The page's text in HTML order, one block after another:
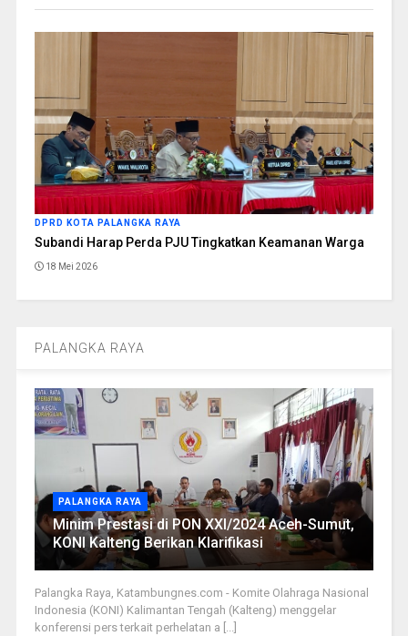
DPRD KOTA PALANGKA RAYA
Subandi Harap Perda PJU Tingkatkan Keamanan Warga
18 Mei 2026
PALANGKA RAYA
PALANGKA RAYA
Minim Prestasi di PON XXI/2024 Aceh-Sumut,
KONI Kalteng Berikan Klarifikasi
Palangka Raya, Katambungnes.com - Komite Olahraga Nasional
Indonesia (KONI) Kalimantan Tengah (Kalteng) menggelar
konferensi pers terkait perhelatan a [...]